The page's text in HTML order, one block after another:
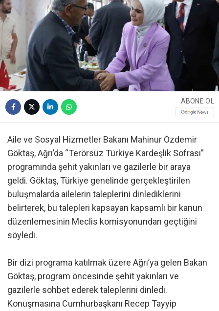
ABONE OL
Aile ve Sosyal Hizmetler Bakanı Mahinur Özdemir
Göktaş, Ağrı’da “Terörsüz Türkiye Kardeşlik Sofrası”
programında şehit yakınları ve gazilerle bir araya
geldi. Göktaş, Türkiye genelinde gerçekleştirilen
buluşmalarda ailelerin taleplerini dinlediklerini
belirterek, bu talepleri kapsayan kapsamlı bir kanun
düzenlemesinin Meclis komisyonundan geçtiğini
söyledi.
Bir dizi programa katılmak üzere Ağrı’ya gelen Bakan
Göktaş, program öncesinde şehit yakınları ve
gazilerle sohbet ederek taleplerini dinledi.
Konuşmasına Cumhurbaşkanı Recep Tayyip